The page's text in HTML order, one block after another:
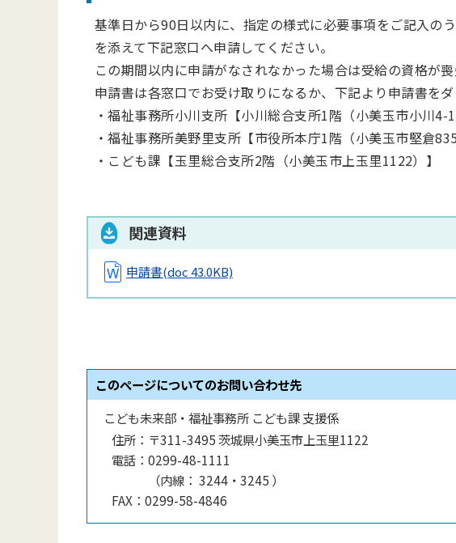
基準日から90日以内に、指定の様式に必要事項をご記入の
を添えて下記窓口へ申請してください。
この期間以内に申請がなされなかった場合は受給の資格が喪
申請書は各窓口でお受け取りになるか、下記より申請書をダ
・福祉事務所小川支所【小川総合支所1階（小美玉市小川4-
・福祉事務所美野里支所【市役所本庁1階（小美玉市堅倉835
・こども課【玉里総合支所2階（小美玉市上玉里1122）】
関連資料
申請書(doc 43.0KB)
このページについてのお問い合わせ先
こども未来部・福祉事務所 こども課 支援係
住所： 〒311-3495 茨城県小美玉市上玉里1122
電話： 0299-48-1111
（内線 ： 3244・3245 ）
FAX： 0299-58-4846